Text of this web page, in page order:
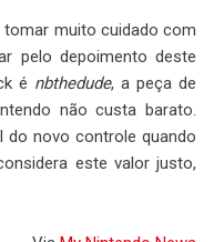
tomar muito cuidado com
pelo depoimento deste
é nbthedude, a peça de
não custa barato.
do novo controle quando
este valor justo,